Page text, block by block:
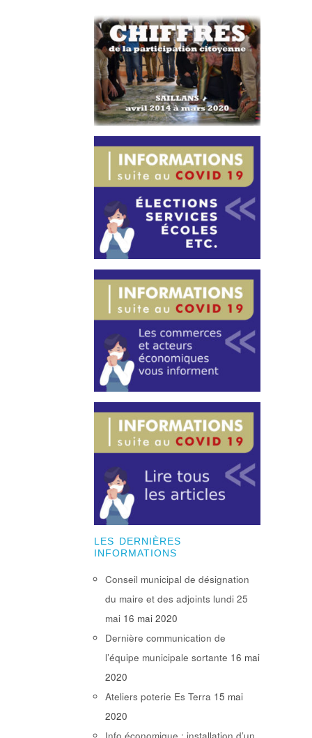
LES DERNIÈRES
INFORMATIONS
Conseil municipal de désignation
du maire et des adjoints lundi 25
mai 16 mai 2020
Dernière communication de
l’équipe municipale sortante 16 mai
2020
Ateliers poterie Es Terra 15 mai
2020
Info économique : installation d’un